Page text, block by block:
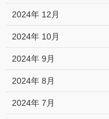
2024年 12月
2024年 10月
2024年 9月
2024年 8月
2024年 7月